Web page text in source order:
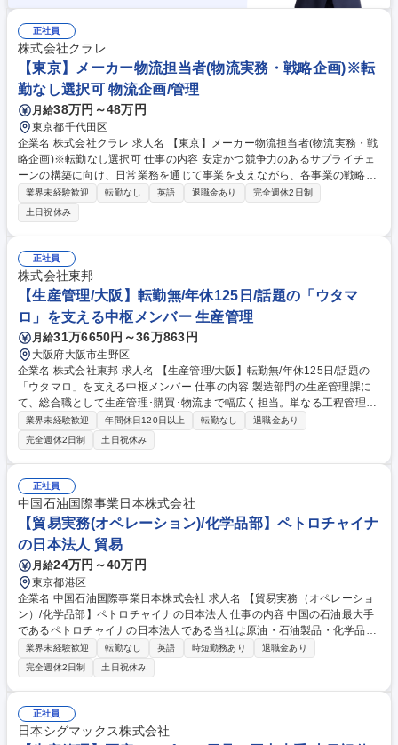
正社員
株式会社クラレ
【東京】メーカー物流担当者(物流実務・戦略企画)※転
勤なし選択可 物流企画/管理
月給38万円～48万円
東京都千代田区
企業名 株式会社クラレ 求人名 【東京】メーカー物流担当者(物流実務・戦
略企画)※転勤なし選択可 仕事の内容 安定かつ競争力のあるサプライチェ
ーンの構築に向け、日常業務を通じて事業を支えながら、各事業の戦略や
全社的な物流課題を理解し、物流戦略のコーディネート・推進を担ってい
ただきます。 【具体的には】全体の70～80%が物流業務、20～30%が購
買業務です。 ■国内物流および輸出に関する実務対応■顧客ニーズに応じ
たサプライチェーンの構築と改善提案■全社的な課題を捉えた物流戦略の
立案・実行■物流会社の選定・条件交渉を通じた協業体制の構築■BCP策定
と運用■安全・品質・環境配慮への対応 ■製品梱包資材の購買業務 ★キャ
リア入社者が過半数を占めており、多様な業界出身者が集まるオープンな
職場環境 募集職種 【東京】メーカー物流担当者(物流実務・戦略企画)※転
勤なし選択可
業界未経験歓迎 転勤なし 英語 退職金あり
完全週休2日制
土日祝休み
正社員
株式会社東邦
【生産管理/大阪】転勤無/年休125日/話題の「ウタマ
ロ」を支える中枢メンバー 生産管理
月給31万6650円～36万863円
大阪府大阪市生野区
企業名 株式会社東邦 求人名 【生産管理/大阪】転勤無/年休125日/話題の
「ウタマロ」を支える中枢メンバー 仕事の内容 製造部門の生産管理課に
て、総合職として生産管理･購買･物流まで幅広く担当。単なる工程管理に
留まらず、原料調達から製品がお客様に届くまでのフローを一気通貫でコ
ントロールしブランドの安定供給を支えます。 生産管理部門は生産管理、
購買、物流が主な業務となります。 ■原価管理、工程管理、購買管理 ■月
次生産計画の立案 ■物流のコントロール、在庫最適化 「みんなで良いモノ
を作っていこう」という風通しの良い社風が自慢。少数精鋭のため、自分
の担当業務がどう役立っているかがダイレクトに伝わり、強い責任感と達
成感を得られる環境です。改善提案も大歓迎の自由度があります。 募集職
種 【生産管理/大阪】転勤無/年休125日/話題の「ウタマロ」を支える中枢
メンバー
業界未経験歓迎 年間休日120日以上 転勤なし
退職金あり
完全週休2日制
土日祝休み
正社員
中国石油国際事業日本株式会社
【貿易実務(オペレーション)/化学品部】ペトロチャイナ
の日本法人 貿易
月給24万円～40万円
東京都港区
企業名 中国石油国際事業日本株式会社 求人名 【貿易実務（オペレーショ
ン）/化学品部】ペトロチャイナの日本法人 仕事の内容 中国の石油最大手
であるペトロチャイナの日本法人である当社は原油・石油製品・化学品・
LNG等の国際貿易を行っており、そんな当社の化学品部にて、オペレーシ
ョン（貿易）に関連する業務をお任せいたします。 ≪業務詳細≫■日韓の
取引先との化学品の販売および調達、新規ビジネス開発にまつわるオペレ
ーション（貿易）業務。 ≪補足情報≫日本支社は日本と韓国をテリトリー
としています。中国本社、シンガポール支社、中国国内支社等と連携して
販売、調達を展開しています。 募集職種 【貿易実務（オペレーション）/
化学品部】ペトロチャイナの日本法人
業界未経験歓迎 転勤なし 英語 時短勤務あり
退職金あり
完全週休2日制
土日祝休み
正社員
日本シグマックス株式会社